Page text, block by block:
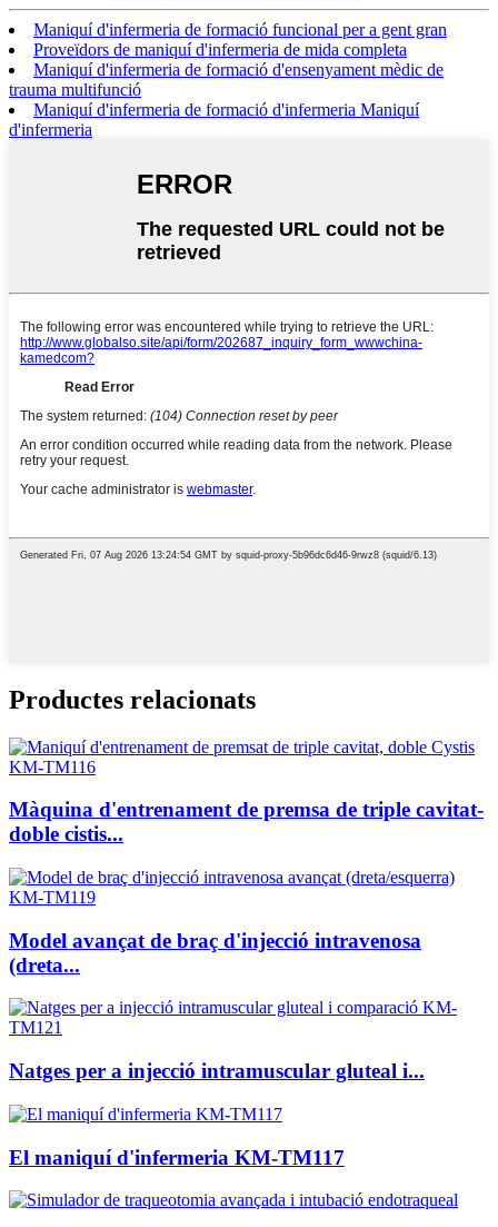
Maniquí d'infermeria de formació funcional per a gent gran
Proveïdors de maniquí d'infermeria de mida completa
Maniquí d'infermeria de formació d'ensenyament mèdic de
trauma multifunció
Maniquí d'infermeria de formació d'infermeria Maniquí
d'infermeria
Productes relacionats
Màquina d'entrenament de premsa de triple cavitat-
doble cistis...
Model avançat de braç d'injecció intravenosa
(dreta...
Natges per a injecció intramuscular gluteal i...
El maniquí d'infermeria KM-TM117